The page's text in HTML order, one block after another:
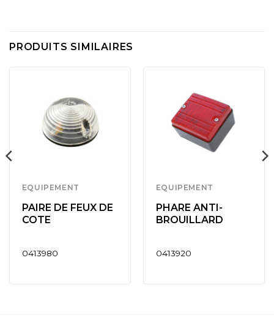
PRODUITS SIMILAIRES
EQUIPEMENT
PAIRE DE FEUX DE
COTE
0413980
EQUIPEMENT
PHARE ANTI-
BROUILLARD
0413920